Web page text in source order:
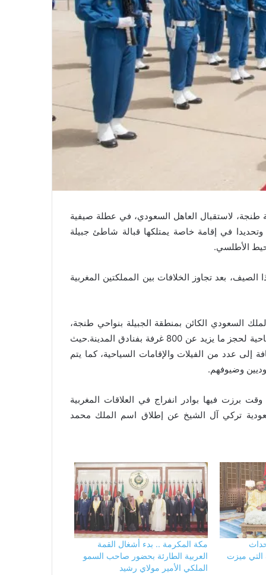
طنجة، لاستقبال العاهل السعودي، في عطلة صيفية
في إقامة خاصة يمتلكها قبالة شاطئ جبيلة
الأطلسي.
بعد تجاوز الخلافات بين المملكتين المغربية
السعودي الكائن بمنطقة الجبيلة بنواحي طنجة،
لإعداده لاستقبال الملك، كما تم الاتصال بعدد من الوكالات السياحية لحجز ما يزيد عن 800 غرفة بفنادق المدينة.حيث
بفنادق المدينة، إضافة إلى عدد من الفيلات والإقامات السياحية، كما يتم
وضيوفهم.
برزت فيها بوادر انفراج في العلاقات المغربية
تركي آل الشيخ عن إطلاق اسم الملك محمد
التي ميزت
مكة المكرمة .. بدء أشغال القمة
العربية الطارئة بحضور صاحب السمو
الملكي الأمير مولاي رشيد